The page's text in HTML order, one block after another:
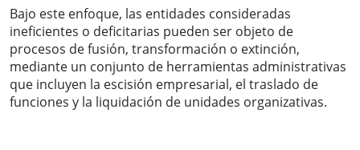
Bajo este enfoque, las entidades consideradas
ineficientes o deficitarias pueden ser objeto de
procesos de fusión, transformación o extinción,
mediante un conjunto de herramientas administrativas
que incluyen la escisión empresarial, el traslado de
funciones y la liquidación de unidades organizativas.